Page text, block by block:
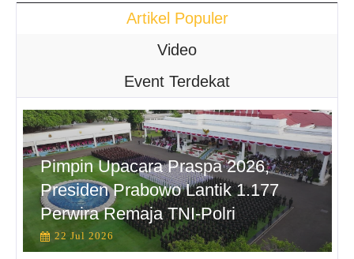
Artikel Populer
Video
Event Terdekat
Pimpin Upacara Praspa 2026,
Presiden Prabowo Lantik 1.177
Perwira Remaja TNI-Polri
22 Jul 2026